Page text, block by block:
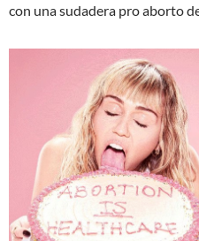
con una sudadera pro aborto